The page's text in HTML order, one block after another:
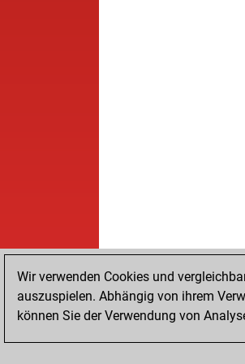
Wir verwenden Cookies und
auszuspielen. Abhängig von ihrem
können Sie der Verwendung von